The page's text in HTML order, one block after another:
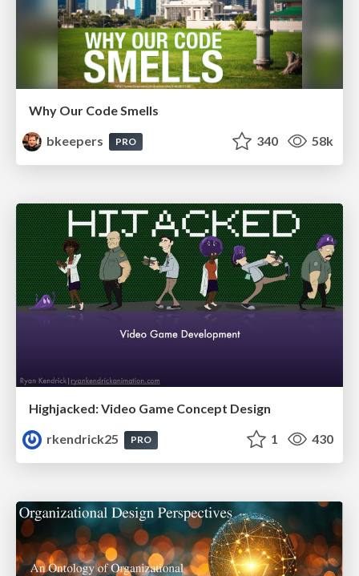
Why Our Code Smells
bkeepers
PRO 340 58k
Highjacked: Video Game Concept Design
rkendrick25
PRO 1 430